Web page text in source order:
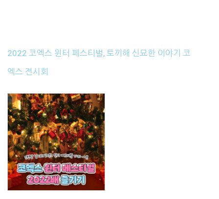
2022 코엑스 윈터 페스티벌, 토끼해 신묘한 이야기 코
엑스 전시회